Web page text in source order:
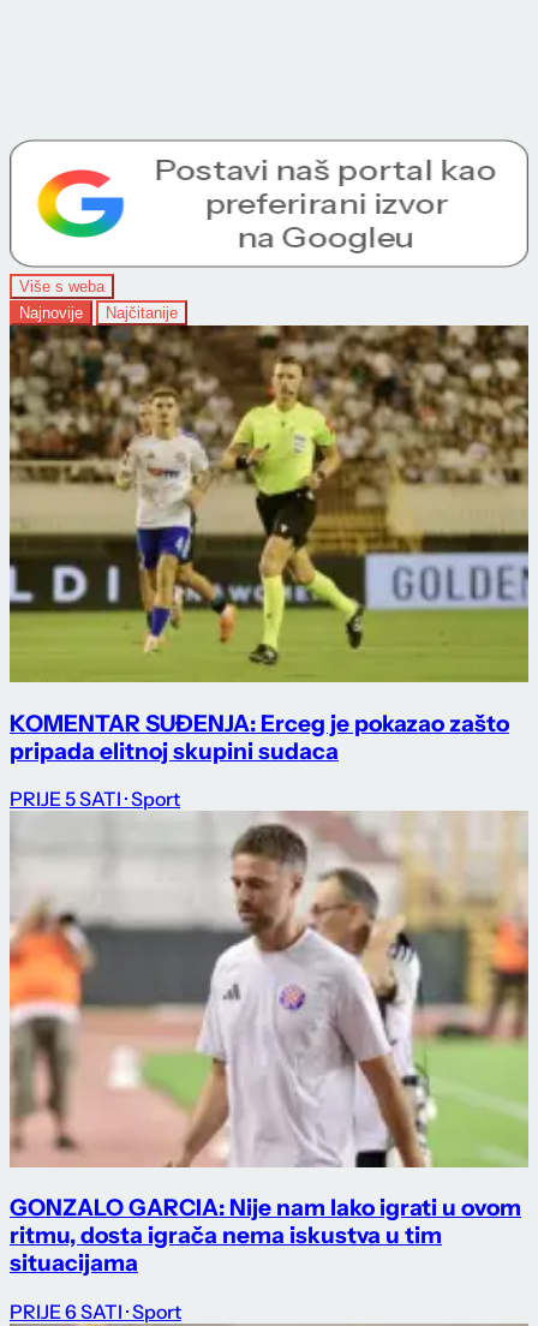
Više s weba
Najnovije
Najčitanije
KOMENTAR SUĐENJA: Erceg je pokazao zašto
pripada elitnoj skupini sudaca
PRIJE 5 SATI · Sport
GONZALO GARCIA: Nije nam lako igrati u ovom
ritmu, dosta igrača nema iskustva u tim
situacijama
PRIJE 6 SATI · Sport